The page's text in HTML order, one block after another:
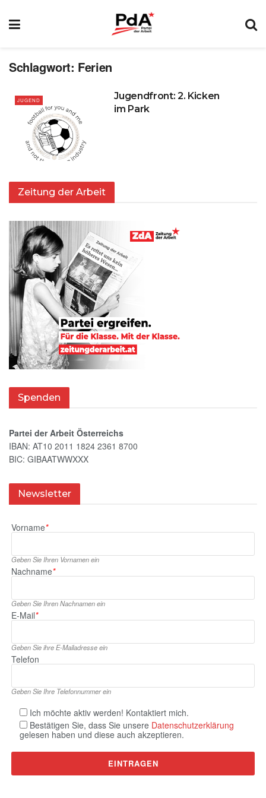
Schlagwort: Ferien
JUGEND
Jugendfront: 2. Kicken
im Park
Zeitung der Arbeit
Spenden
Partei der Arbeit Österreichs
IBAN: AT10 2011 1824 2361 8700
BIC: GIBAATWWXXX
Newsletter
Vorname*
Geben Sie Ihren Vornamen ein
Nachname*
Geben Sie Ihren Nachnamen ein
E‑Mail*
Geben Sie ihre E‑Mailadresse ein
Telefon
Geben Sie Ihre Telefonnummer ein
Ich möchte aktiv werden! Kontaktiert mich.
Bestätigen Sie, dass Sie unsere Datenschutzerklärung
gelesen haben und diese auch akzeptieren.